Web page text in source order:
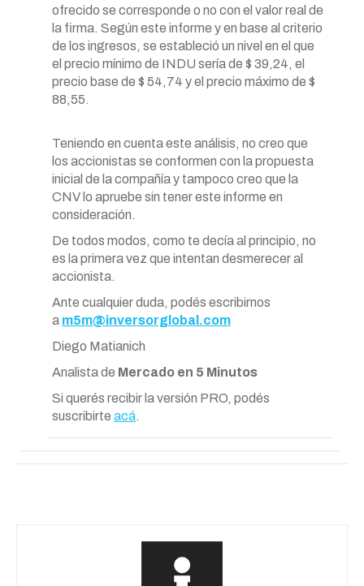
ofrecido se corresponde o no con el valor real de
la firma. Según este informe y en base al criterio
de los ingresos, se estableció un nivel en el que
el precio mínimo de INDU sería de $ 39,24, el
precio base de $ 54,74 y el precio máximo de $
88,55.
Teniendo en cuenta este análisis, no creo que
los accionistas se conformen con la propuesta
inicial de la compañía y tampoco creo que la
CNV lo apruebe sin tener este informe en
consideración.
De todos modos, como te decía al principio, no
es la primera vez que intentan desmerecer al
accionista.
Ante cualquier duda, podés escribirnos
a m5m@inversorglobal.com
Diego Matianich
Analista de Mercado en 5 Minutos
Si querés recibir la versión PRO, podés
suscribirte acá.